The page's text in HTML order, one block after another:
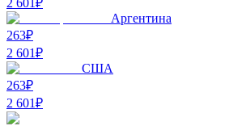
Аргентина
263₽
2 601₽
США
263₽
2 601₽